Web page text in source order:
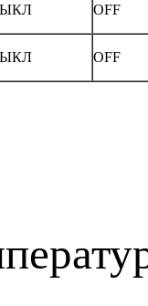
OFF
OFF